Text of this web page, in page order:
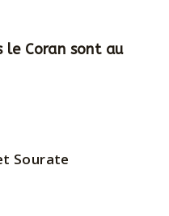
le Coran sont au
Sourate